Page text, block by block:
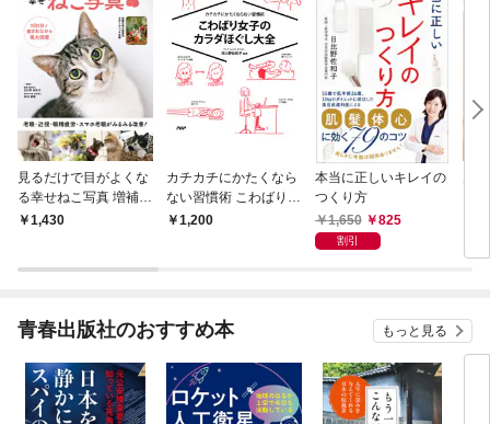
見るだけで目がよくな
る幸せねこ写真 増補に
ゃん1,430
カチカチにかたくなら
ない習慣術 こわばり女
子のカラダほぐし大全
1,200
本当に正しいキレイの
つくり方
1,650
825
割引
青春出版社のおすすめ本 もっと見る